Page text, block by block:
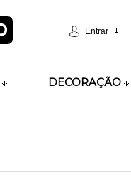
Entrar
DECORAÇÃO